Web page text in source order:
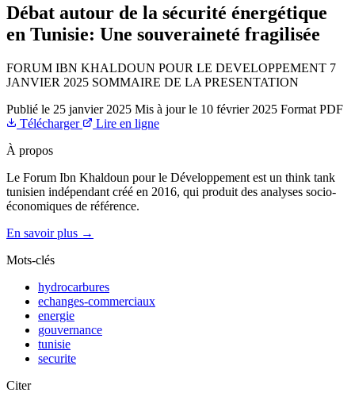
Débat autour de la sécurité énergétique
en Tunisie: Une souveraineté fragilisée
FORUM IBN KHALDOUN POUR LE DEVELOPPEMENT 7
JANVIER 2025 SOMMAIRE DE LA PRESENTATION
Publié le 25 janvier 2025 Mis à jour le 10 février 2025 Format PDF
Télécharger
Lire en ligne
À propos
Le Forum Ibn Khaldoun pour le Développement est un think tank
tunisien indépendant créé en 2016, qui produit des analyses socio-
économiques de référence.
En savoir plus →
Mots-clés
hydrocarbures
echanges-commerciaux
energie
gouvernance
tunisie
securite
Citer